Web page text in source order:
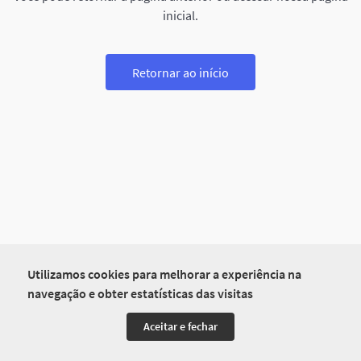
Utilizamos cookies para melhorar a experiência na
navegação e obter estatísticas das visitas
Aceitar e fechar
inicial.
Retornar ao início